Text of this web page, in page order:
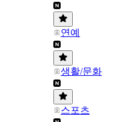
연예
생활/문화
스포츠